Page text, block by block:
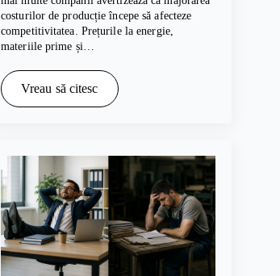
costurilor de producție începe să afecteze
competitivitatea. Prețurile la energie,
materiile prime și…
Vreau să citesc